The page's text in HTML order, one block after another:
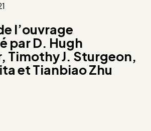
l’ouvrage
par D. Hugh
Timothy J. Sturgeon,
et Tianbiao Zhu